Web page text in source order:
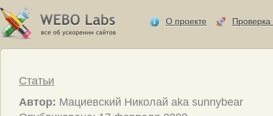
О проекте Проверка
Статьи
Автор: Мациевский Николай aka sunnybear